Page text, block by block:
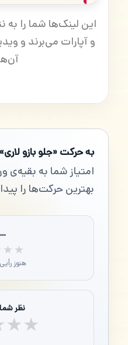
این لینک‌ها شما را
و آپارات می‌برند و
به حرکت «جلو بازو
امتیاز شما به بقیه‌ی
بهترین حرکت‌ها را
هنوز
نظر
★★